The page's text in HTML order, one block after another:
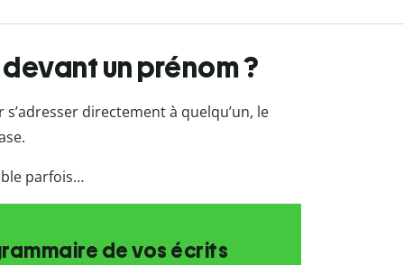
un prénom ?
directement à quelqu’un, le
parfois…
de vos écrits